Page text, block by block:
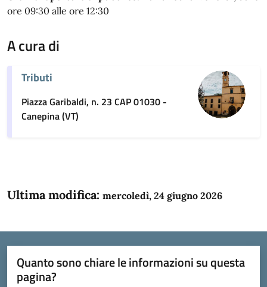
ore 09:30 alle ore 12:30
A cura di
Tributi
Piazza Garibaldi, n. 23 CAP 01030 -
Canepina (VT)
Ultima modifica: mercoledì, 24 giugno 2026
Quanto sono chiare le informazioni su questa
pagina?